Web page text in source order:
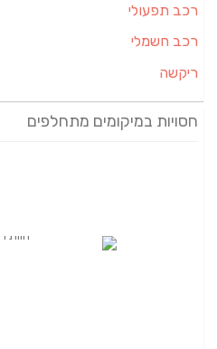
רכב תפעולי
רכב חשמלי
ריקשה
חסויות במיקומים מתחלפים